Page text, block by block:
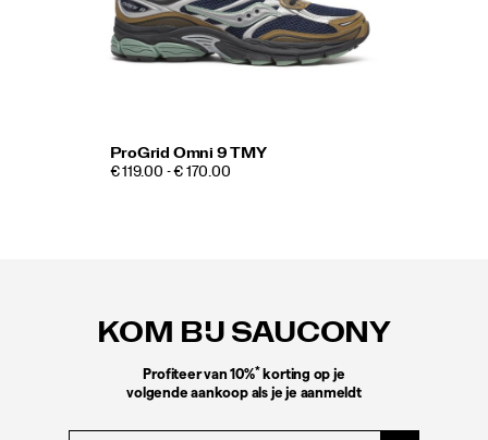
ProGrid Omni 9 TMY
€ 119.00 - € 170.00
KOM BIJ SAUCONY
Profiteer van 10%*korting op je
volgende aankoop als je je aanmeldt